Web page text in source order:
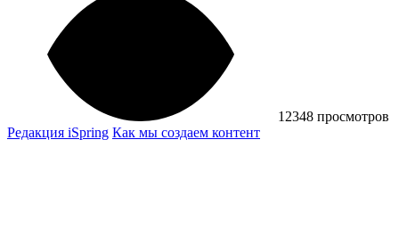
12348 просмотров
Редакция iSpring Как мы создаем контент